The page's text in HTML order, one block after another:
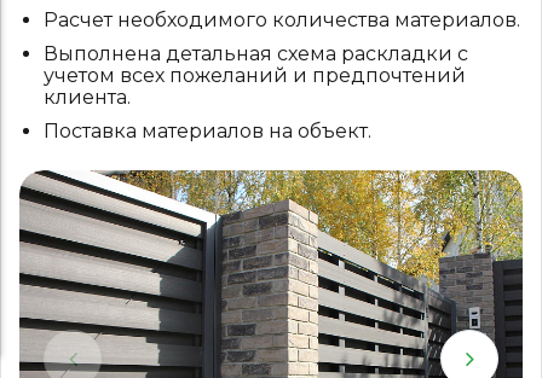
Расчет необходимого количества материалов.
Выполнена детальная схема раскладки с
учетом всех пожеланий и предпочтений
клиента.
Поставка материалов на объект.